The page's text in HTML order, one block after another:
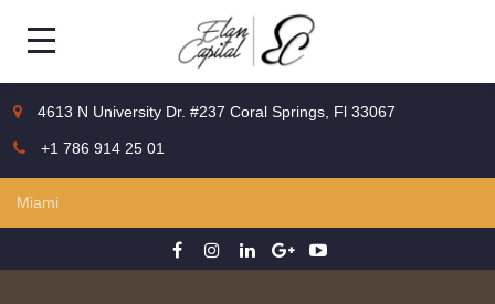
4613 N University Dr. #237 Coral Springs, Fl 33067
+1 786 914 25 01